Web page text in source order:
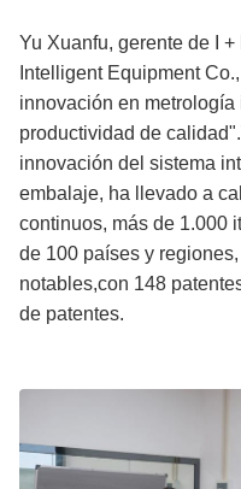
Yu Xuanfu, gerente de I
Intelligent Equipment
innovación en
productividad de
innovación del sistema
embalaje, ha llevado a
continuos, más de 1.000
de 100 países y
notables,con 148
de patentes.